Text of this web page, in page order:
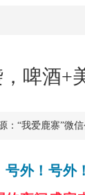
便民
利企
啤酒+
：“我爱鹿寨”微
号外！号外！